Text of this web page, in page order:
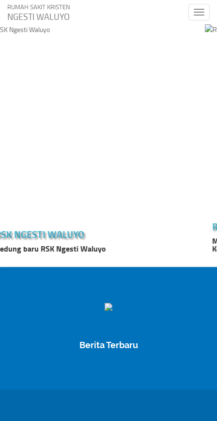
Toggle
RUMAH SAKIT KRISTEN
NGESTI WALUYO
Motto : Kasih Adalah Dasar Pelayanan Kami Slogan :
Keluarga
Berita Terbaru